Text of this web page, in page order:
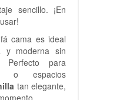
sencillo. ¡En
cama es ideal
y moderna sin
para
o espacios
tan elegante,